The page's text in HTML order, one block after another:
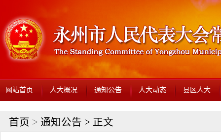
网站首页 人大概况 通知公告 人大动态 县区人大
首页 > 通知公告 > 正文